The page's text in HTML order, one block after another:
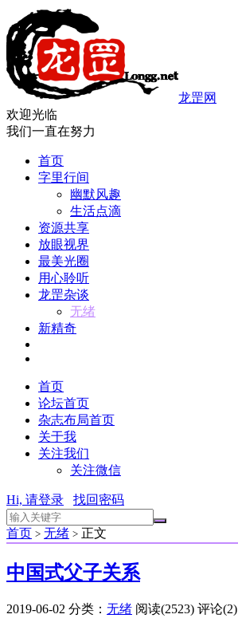
龙罡网
欢迎光临
我们一直在努力
首页
字里行间
幽默风趣
生活点滴
资源共享
放眼视界
最美光圈
用心聆听
龙罡杂谈
无绪
新精奇
首页
论坛首页
杂志布局首页
关于我
关注我们
关注微信
Hi, 请登录 找回密码
首页 > 无绪 > 正文
中国式父子关系
2019-06-02 分类： 无绪 阅读(2523) 评论(2)